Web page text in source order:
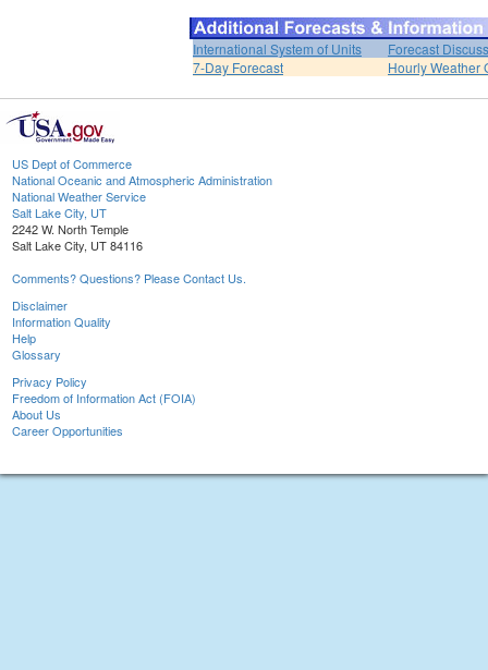
International System of Units
Forecast
7-Day Forecast
Hourly Weather
US Dept of Commerce
National Oceanic and Atmospheric Administration
National Weather Service
Salt Lake City, UT
2242 W. North Temple
Salt Lake City, UT 84116
Comments? Questions? Please Contact Us.
Disclaimer
Information Quality
Help
Glossary
Privacy Policy
Freedom of Information Act (FOIA)
About Us
Career Opportunities